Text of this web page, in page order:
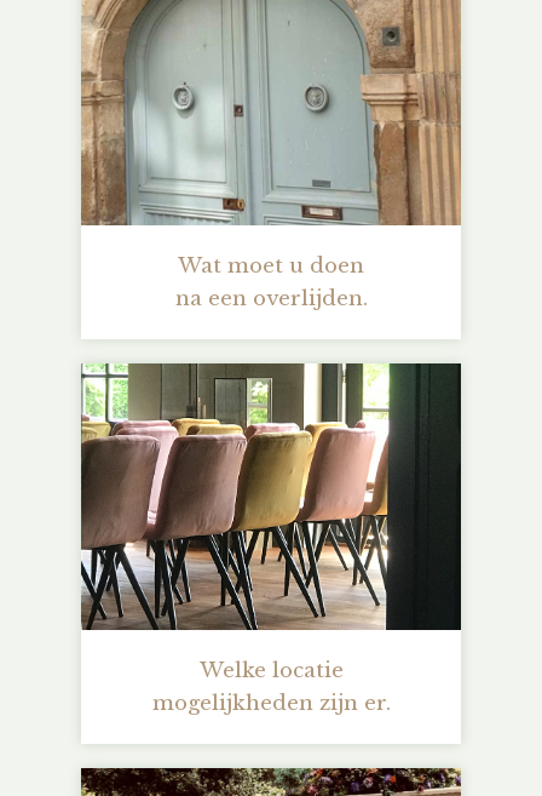
Wat moet u doen
na een overlijden.
Welke locatie
mogelijkheden zijn er.